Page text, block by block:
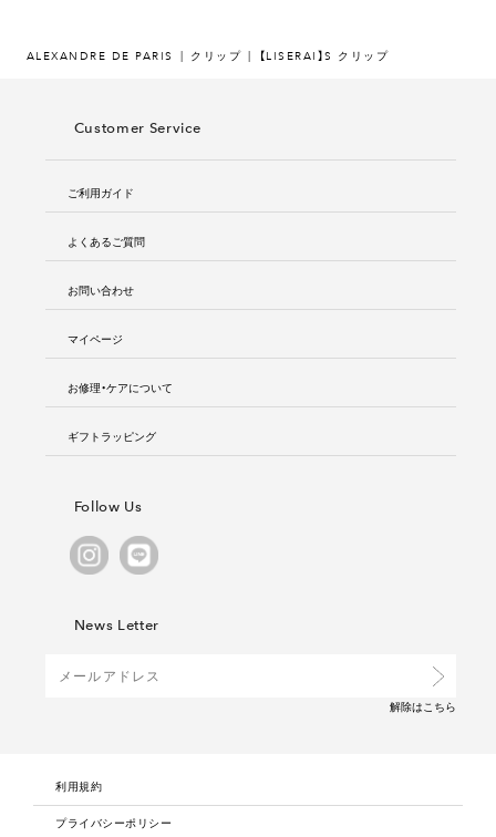
ALEXANDRE DE PARIS クリップ 【LISERAI】S クリップ
Customer Service
ご利用ガイド
よくあるご質問
お問い合わせ
マイページ
お修理・ケアについて
ギフトラッピング
Follow Us
News Letter
解除は こちら
利用規約
プライバシーポリシー